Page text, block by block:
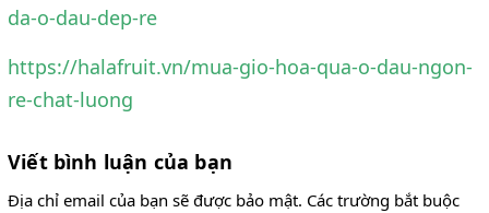
da-o-dau-dep-re
https://halafruit.vn/mua-gio-hoa-qua-o-dau-ngon-
re-chat-luong
Viết bình luận của bạn
Địa chỉ email của bạn sẽ được bảo mật. Các trường bắt buộc